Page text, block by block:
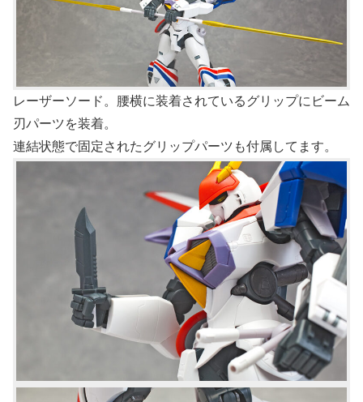
レーザーソード。腰横に装着されているグリップにビーム
刃パーツを装着。
連結状態で固定されたグリップパーツも付属してます。